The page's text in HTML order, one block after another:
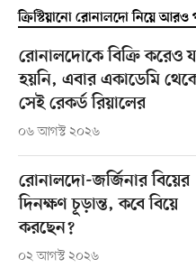
ক্রিস্টিয়ানো রোনালদো নিয়ে
রোনালদোকে বিক্রি করেও
হয়নি, এবার একাডেমি
সেই রেকর্ড রিয়ালের
০৬ আগস্ট ২০২৬
রোনালদো-জর্জিনার বিয়ের
দিনক্ষণ চূড়ান্ত, কবে বিয়ে
করছেন?
০২ আগস্ট ২০২৬